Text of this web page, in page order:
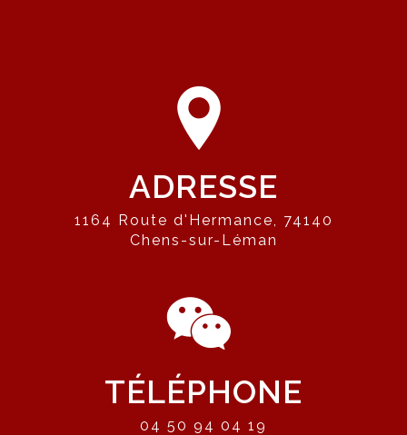
ADRESSE
1164 Route d'Hermance, 74140
Chens-sur-Léman
TÉLÉPHONE
04 50 94 04 19